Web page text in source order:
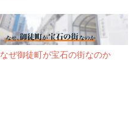
なぜ御徒町が宝石の街なのか